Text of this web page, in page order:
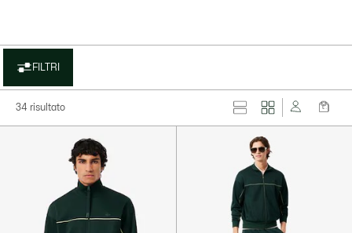
FILTRI
34 risultato